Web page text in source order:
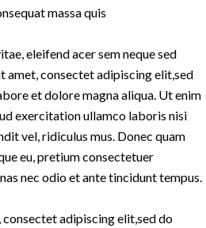
massa quis
eleifend acer sem neque sed
amet, consectet adipiscing elit,sed
et dolore magna aliqua. Ut enim
exercitation ullamco laboris nisi
vel, ridiculus mus. Donec quam
eu, pretium consectetuer
nec odio et ante tincidunt tempus.
adipiscing elit,sed do